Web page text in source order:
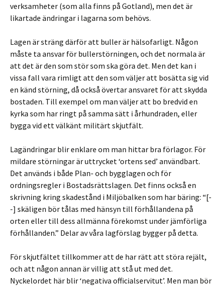
verksamheter (som alla finns på Gotland), men det är
likartade ändringar i lagarna som behövs.
Lagen är sträng därför att buller är hälsofarligt. Någon
måste ta ansvar för bullerstörningen, och det normala är
att det är den som stör som ska göra det. Men det kan i
vissa fall vara rimligt att den som väljer att bosätta sig vid
en känd störning, då också övertar ansvaret för att skydda
bostaden. Till exempel om man väljer att bo bredvid en
kyrka som har ringt på samma sätt i århundraden, eller
bygga vid ett välkänt militärt skjutfält.
Lagändringar blir enklare om man hittar bra förlagor. För
mildare störningar är uttrycket ‘ortens sed’ användbart.
Det används i både Plan- och bygglagen och för
ordningsregler i Bostadsrättslagen. Det finns också en
skrivning kring skadestånd i Miljöbalken som har bäring: “[-
-] skäligen bör tålas med hänsyn till förhållandena på
orten eller till dess allmänna förekomst under jämförliga
förhållanden.” Delar av våra lagförslag bygger på detta.
För skjutfältet tillkommer att de har rätt att störa rejält,
och att någon annan är villig att stå ut med det.
Nyckelordet här blir ‘negativa officialservitut’. Men man bör